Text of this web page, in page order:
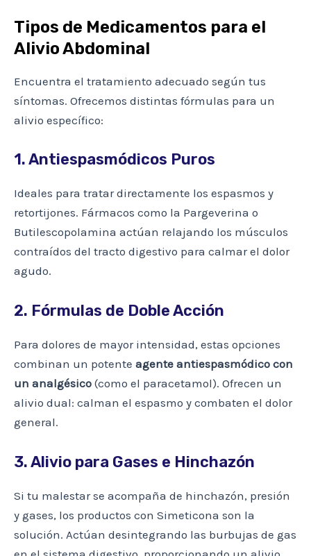
Tipos de Medicamentos para el
Alivio Abdominal
Encuentra el tratamiento adecuado según tus
síntomas. Ofrecemos distintas fórmulas para un
alivio específico:
1. Antiespasmódicos Puros
Ideales para tratar directamente los espasmos y
retortijones. Fármacos como la Pargeverina o
Butilescopolamina actúan relajando los músculos
contraídos del tracto digestivo para calmar el dolor
agudo.
2. Fórmulas de Doble Acción
Para dolores de mayor intensidad, estas opciones
combinan un potente agente antiespasmódico con
un analgésico (como el paracetamol). Ofrecen un
alivio dual: calman el espasmo y combaten el dolor
general.
3. Alivio para Gases e Hinchazón
Si tu malestar se acompaña de hinchazón, presión
y gases, los productos con Simeticona son la
solución. Actúan desintegrando las burbujas de gas